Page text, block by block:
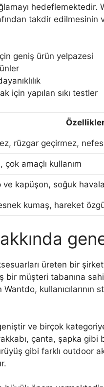
hedeflemektedir.
takdir edilmesinin
geniş ürün yelpazesi
için yapılan sıkı testler
rüzgar geçirmez,
çok amaçlı kullanım
ve kapüşon, soğuk
kumaş, hareket
üreten bir
müşteri tabanına
kullanıcılarının
ve birçok
çanta, şapka
gibi farklı outdoor